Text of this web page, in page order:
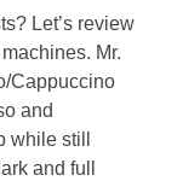
Let’s review
Mr.
Cappuccino
and
still
and full